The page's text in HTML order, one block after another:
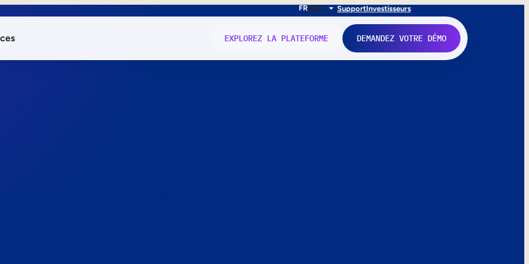
FRENIT SupportInvestisseurs
EXPLOREZ LA PLATEFORME DEMANDEZ VOTRE DÉMO